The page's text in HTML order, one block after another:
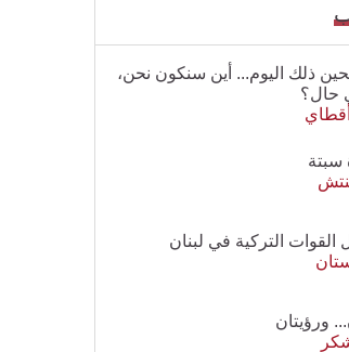
ذلك اليوم... أين سنكون نحن،
حال؟
سبتة
القوات التركية في لبنان
ورؤيتان